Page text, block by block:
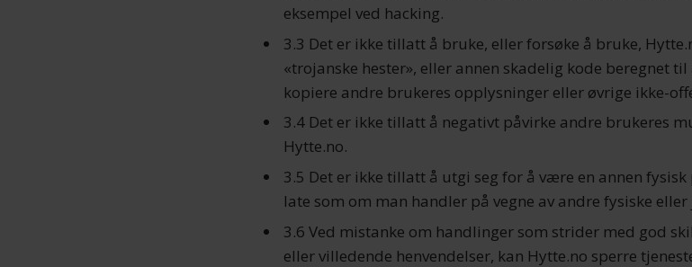
eksempel ved hacking.
3.3 Det er ikke tillatt å bruke, eller forsøke å bruke,
«trojanske hester», eller annen skadelig kode beregnet
kopiere andre brukeres opplysninger eller øvrige ikke-
3.4 Det er ikke tillatt å negativt påvirke andre brukeres
Hytte.no.
3.5 Det er ikke tillatt å utgi seg for å være en annen
late som om man handler på vegne av andre fysiske
3.6 Ved mistanke om handlinger som strider med god
eller villedende henvendelser, kan Hytte.no sperre